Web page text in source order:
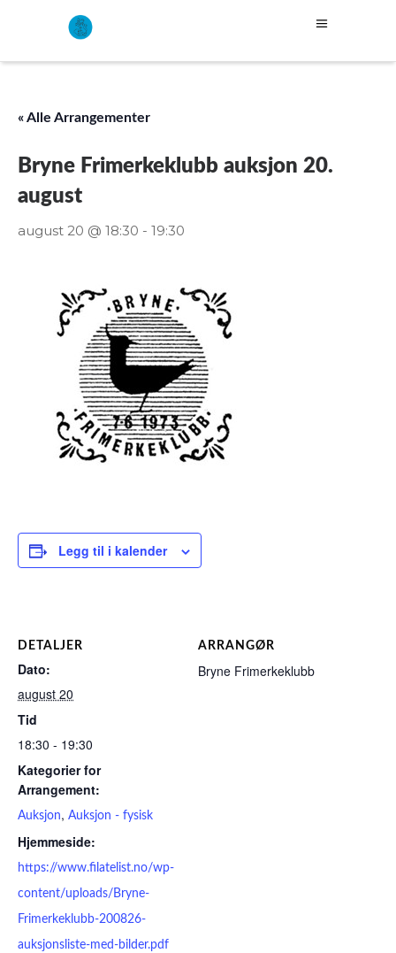
« Alle Arrangementer
Bryne Frimerkeklubb auksjon 20.
august
august 20 @ 18:30 - 19:30
Legg til i kalender
DETALJER
Dato:
august 20
Tid
18:30 - 19:30
Kategorier for
Arrangement:
Auksjon, Auksjon - fysisk
Hjemmeside:
https://www.filatelist.no/wp-
content/uploads/Bryne-
Frimerkeklubb-200826-
auksjonsliste-med-bilder.pdf
ARRANGØR
Bryne Frimerkeklubb